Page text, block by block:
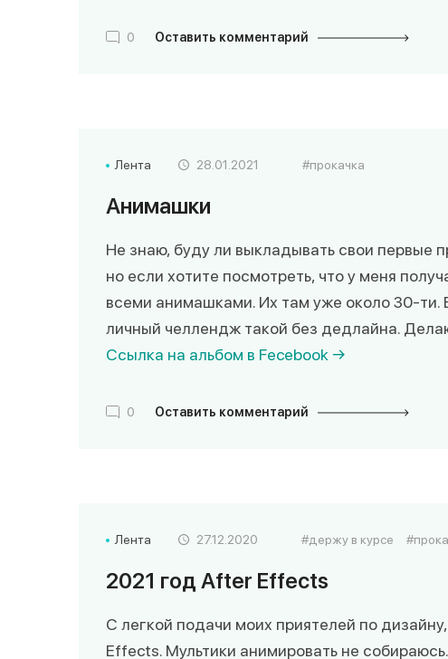
0 Оставить комментарий
Лента 28.01.2021 прокачка
Анимашки
Не знаю, буду ли выкладывать свои первые
но если хотите посмотреть, что у меня
всеми анимашками. Их там уже около 30-ти.
личный челлендж такой без дедлайна.
Ссылка на альбом в Fecebook →
0 Оставить комментарий
Лента 27.12.2020 держу в курсе
2021 год After Effects
С легкой подачи моих приятелей по
Effects. Мультики анимировать не